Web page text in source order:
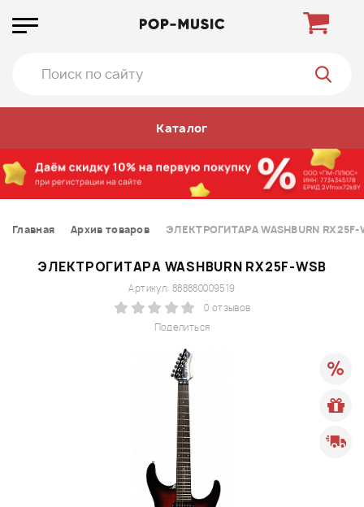
Каталог
Главная Архив товаров ЭЛЕКТРОГИТАРА WASHBURN RX25F-
ЭЛЕКТРОГИТАРА WASHBURN RX25F-WSB
Поделиться
Артикул: 888880009519
0 отзывов